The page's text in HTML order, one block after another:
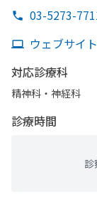
03-5273-
ウェブサイト
対応診療科
精神科・神経科
診療時間